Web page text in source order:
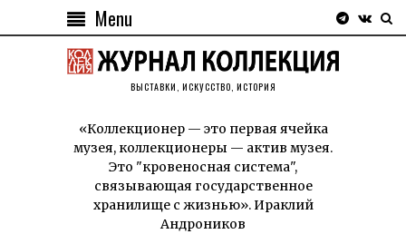
Menu
ВЫСТАВКИ, ИСКУССТВО, ИСТОРИЯ
«Коллекционер — это первая ячейка
музея, коллекционеры — актив музея.
Это "кровеносная система",
связывающая государственное
хранилище с жизнью». Ираклий
Андроников